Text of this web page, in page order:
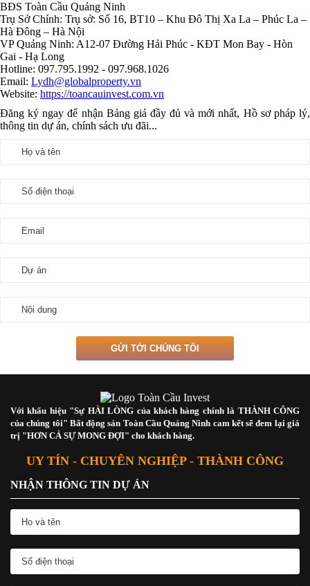
BĐS Toàn Cầu Quảng Ninh
Trụ Sở Chính: Trụ sở: Số 16, BT10 – Khu Đô Thị Xa La – Phúc La –
Hà Đông – Hà Nội
VP Quảng Ninh: A12-07 Đường Hải Phúc - KĐT Mon Bay - Hòn
Gai - Hạ Long
Hotline: 097.795.1992 - 097.968.1026
Email: Lydh@globalproperty.vn
Website: https://toancauinvest.com.vn
Đăng ký ngay để nhận Bảng giá đầy đủ và mới nhất, Hồ sơ pháp lý,
thông tin dự án, chính sách ưu đãi...
Với khẩu hiệu "Sự HÀI LÒNG của khách hàng chính là THÀNH CÔNG
của chúng tôi" Bất động sản Toàn Cầu Quảng Ninh cam kết sẽ đem lại giá
trị "HƠN CẢ SỰ MONG ĐỢI" cho khách hàng.
UY TÍN - CHUYÊN NGHIỆP - THÀNH CÔNG
NHẬN THÔNG TIN DỰ ÁN